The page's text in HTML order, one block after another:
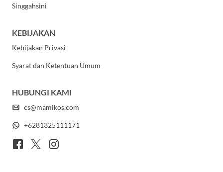
Singgahsini
KEBIJAKAN
Kebijakan Privasi
Syarat dan Ketentuan Umum
HUBUNGI KAMI
cs@mamikos.com
+6281325111171